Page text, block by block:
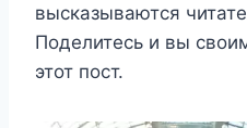
высказываются
Поделитесь и вы
этот пост.